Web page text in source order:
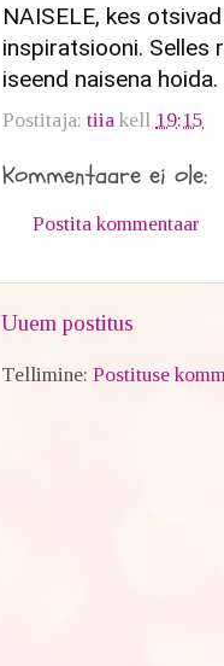
NAISELE, kes
inspiratsiooni. Selles
iseend naisena hoida.
Postitaja:tiia kell 19:15
Kommentaare ei ole:
Postita kommentaar
Uuem postitus
Tellimine:Postituse